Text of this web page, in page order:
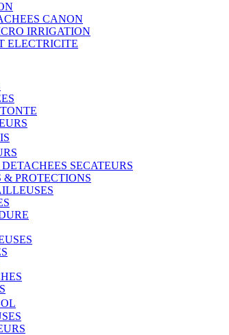
CANON
IRRIGATION
ELECTRICITE
DETACHEES SECATEURS
PROTECTIONS